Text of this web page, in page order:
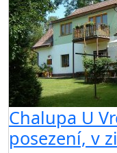
Chalupa U
posezení, v